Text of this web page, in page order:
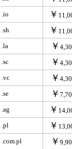
.io
￥
.sh
￥
.la
￥
.sc
￥
.vc
￥
.se
￥
.ag
￥
.pl
￥
.com.pl
￥